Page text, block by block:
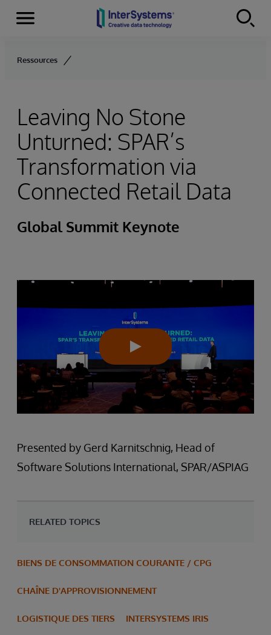
Skip to content
Menu
Ressources
Leaving No Stone
Unturned: SPAR’s
Transformation via
Connected Retail Data
Global Summit Keynote
Presented by Gerd Karnitschnig, Head of
Software Solutions International, SPAR/ASPIAG
RELATED TOPICS
BIENS DE CONSOMMATION COURANTE / CPG
CHAÎNE D'APPROVISIONNEMENT
LOGISTIQUE DES TIERS INTERSYSTEMS IRIS